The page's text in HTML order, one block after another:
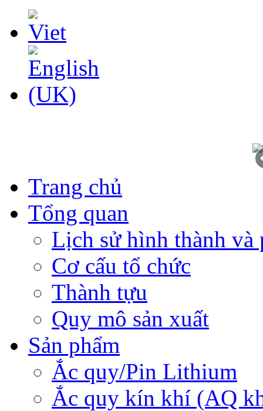
Trang chủ
Tổng quan
Lịch sử hình thành và
Cơ cấu tổ chức
Thành tựu
Quy mô sản xuất
Sản phẩm
Ắc quy/Pin Lithium
Ắc quy kín khí (AQ